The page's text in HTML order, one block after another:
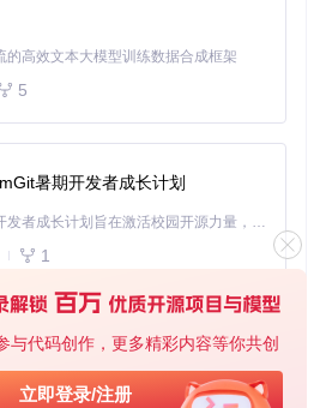
与代码创作，更多精彩内容等你共创
立即登录/注册
的高效文本大模型训练数据合成框架
5
暑期开发者成长计划
「源启盛夏」暑期校园开发者成长计划旨在激活校园开源力量，通过积分激励、认证扶持、资源倾斜等形式，引导高校组织和开发者完成「入驻 — 建项目 — 做贡献 — 获认证 — 得资源」的完整闭环。无论你是想带领社团入驻平台的组织者，还是希望用代码贡献证明自己的开发者，都能在这里找到属于你的成长路径。
1
基于Python的Xiaozhi AI，适用于想要完整Xiaozhi体验而无需拥有专用硬件的用户。